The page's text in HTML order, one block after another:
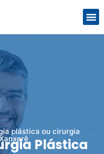
plástica ou cirurgia
Plástica